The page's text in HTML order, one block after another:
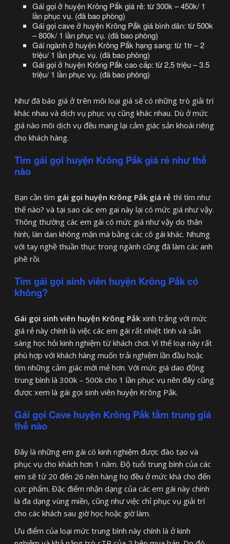
Gái gọi ở huyện Krông Pắk giá rẻ: từ 300k – 450k/ 1
lần phục vụ. (đã bao phòng)
Gái gọi cave ở huyện Krông Pắk giá bình dân: từ 500k
– 800k/ 1 lần phục vụ. (đã bao phòng)
Gái ngành ở huyện Krông Pắk hạng sang: từ 1tr – 2
triệu/ 1 lần phục vụ. (đã bao phòng)
Gái gọi ở huyện Krông Pắk cao cấp: từ 2,5 triệu – 3.5
triệu/ 1 lần phục vụ. (đã bao phòng)
Như đã báo giá ở trên mõi loại giá sẽ có những trò giải trí
khác nhau và dịch vụ phục vụ cũng khác nhau. Dù ở mức
giá nào mõi dịch vụ đều mang lại cảm giác sản khoái riêng
cho khách hàng.
Tìm gái gọi huyện Krông Pắk giá rẻ như thế
nào
Bạn cần tìm gái gọi huyện Krông Pắk giá rẻ thì tìm như
thế nào? và tại sao các em gai này lại có mức giá như vậy.
Thông thường các em gái có mức giá như vậy do thân
hình, làn dan không mặn mà bằng các cô gái khác. Nhưng
với tay nghề thuần thục trong ngành cũng đã làm các anh
phê rồi.
Tìm gái gọi sinh viên huyện Krông Pắk có
không?
Gái gọi sinh viên huyện Krông Pắk xinh trắng với mức
giá rẻ này chính là việc các em gái rất nhiệt tình và sẵn
sàng học hỏi kinh nghiệm từ khách chơi. Vì thế loại này rất
phù hợp với khách hàng muốn trải nghiệm lần đầu hoặc
tìm những cảm giác mới mẻ hơn. Với mức giá dao động
trung bình là 300k – 500k cho 1 lần phục vụ nên đây cũng
được xem là gái gọi sinh viên huyện Krông Pắk.
Gái gọi Cave huyện Krông Pắk tầm trung giá
thế nào
Đây là những em gái có kinh nghiệm được đào tạo và
phục vụ cho khách hơn 1 năm. Độ tuổi trung bình của các
em sẽ từ 20 đến 26 nên hàng họ đều ở mức khá cho đến
cực phẩm. Đặc điểm nhận dạng của các em gái này chính
là đa dạng vùng miền, cũng như việc chỉ phục vụ giải trí
cho các khách sau giờ học hoặc giờ làm.
Ưu điểm của loại mức trung bình này chính là ở kinh